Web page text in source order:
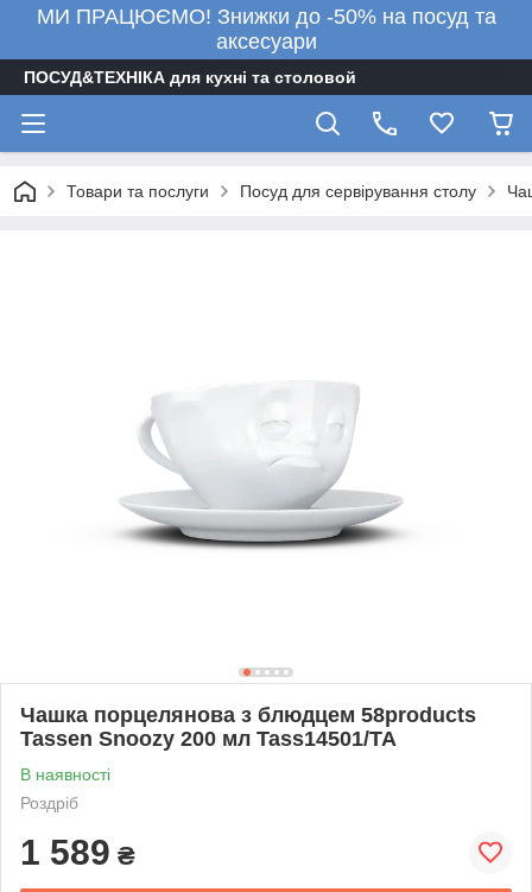
МИ ПРАЦЮЄМО! Знижки до -50% на посуд та
аксесуари
ПОСУД&ТЕХНІКА для кухні та столовой
Товари та послуги Посуд для сервірування столу
Чашка порцелянова з блюдцем 58products
Tassen Snoozy 200 мл Tass14501/TA
В наявності
Роздріб
1 589 ₴